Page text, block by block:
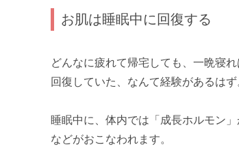
お肌は睡眠中に回復する
どんなに疲れて帰宅しても、一晩寝
回復していた、なんて経験があるはず
睡眠中に、体内では「成長ホルモン
などがおこなわれます。